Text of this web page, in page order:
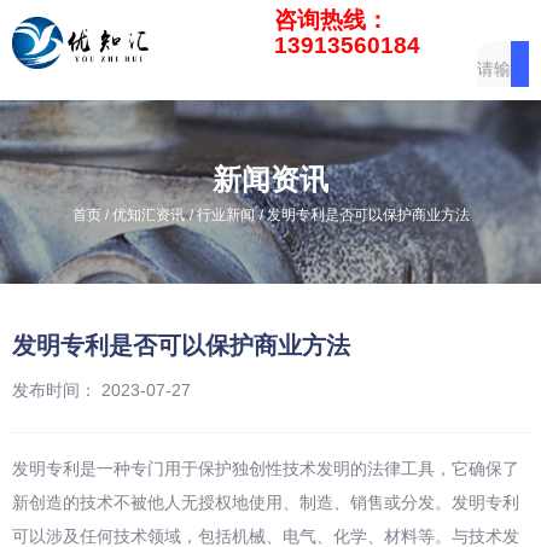
咨询热线：
13913560184
新闻资讯
首页 / 优知汇资讯 /行业新闻 /发明专利是否可以保护商业方法
发明专利是否可以保护商业方法
发布时间： 2023-07-27
发明专利是一种专门用于保护独创性技术发明的法律工具，它确保了
新创造的技术不被他人无授权地使用、制造、销售或分发。发明专利
可以涉及任何技术领域，包括机械、电气、化学、材料等。与技术发